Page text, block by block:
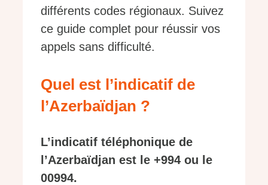
différents codes régionaux. Suivez
ce guide complet pour réussir vos
appels sans difficulté.
Quel est l’indicatif de
l’Azerbaïdjan ?
L’indicatif téléphonique de
l’Azerbaïdjan est le +994 ou le
00994.